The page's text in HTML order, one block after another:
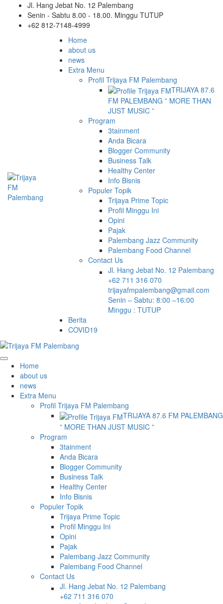
Jl. Hang Jebat No. 12 Palembang
Senin - Sabtu 8.00 - 18.00. Minggu TUTUP
+62 812-7148-4999
Home
about us
news
Extra Menu
Profil Trijaya FM Palembang
TRIJAYA 87.6
FM PALEMBANG ” MORE THAN
JUST MUSIC ”
Program
3tainment
Anda Bicara
Blogger Community
Business Talk
Healthy Center
Info Bisnis
Populer Topik
Trijaya Prime Topic
Profil Minggu Ini
Opini
Pajak
Palembang Jazz Community
Palembang Food Channel
Contact Us
Jl. Hang Jebat No. 12 Palembang
+62 711 316 070
trijayafmpalembang@gmail.com
Senin – Sabtu: 8:00 –16:00
Minggu : TUTUP
Berita
COVID19
Home
about us
news
Extra Menu
Profil Trijaya FM Palembang
TRIJAYA 87.6 FM PALEMBANG
” MORE THAN JUST MUSIC ”
Program
3tainment
Anda Bicara
Blogger Community
Business Talk
Healthy Center
Info Bisnis
Populer Topik
Trijaya Prime Topic
Profil Minggu Ini
Opini
Pajak
Palembang Jazz Community
Palembang Food Channel
Contact Us
Jl. Hang Jebat No. 12 Palembang
+62 711 316 070